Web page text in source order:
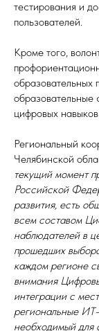
тестирования и
пользователей.
Кроме того,
образовательных
образовательные
цифровых
Региональный
Челябинской
текущий момент
Российской
развития, есть
всем составом
наблюдателей в
прошедших
каждом регионе
внимания
интеграции с
региональные
необходимый для